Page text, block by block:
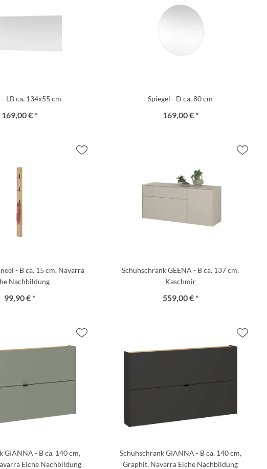
- LB ca. 134x55 cm
169,00 € *
Spiegel - D ca. 80 cm
169,00 € *
- B ca. 15 cm, Navarra
Nachbildung
99,90 € *
Schuhschrank GEENA - B ca. 137 cm,
Kaschmir
559,00 € *
GIANNA - B ca. 140 cm,
Eiche Nachbildung
Schuhschrank GIANNA - B ca. 140 cm,
Graphit, Navarra Eiche Nachbildung